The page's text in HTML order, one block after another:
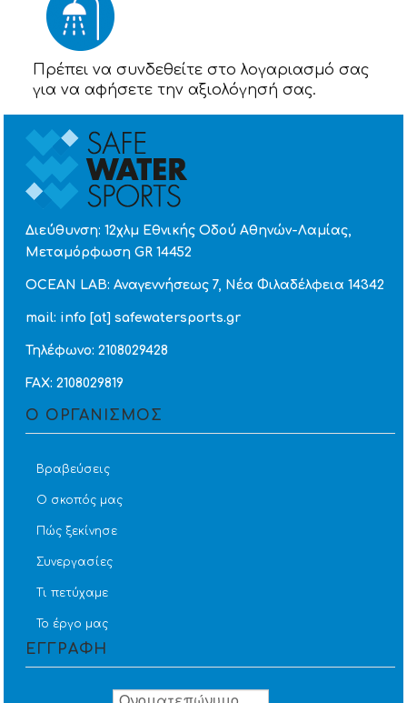
Πρέπει να συνδεθείτε στο λογαριασμό σας
για να αφήσετε την αξιολόγησή σας.
Διεύθυνση: 12χλμ Εθνικής Οδού Αθηνών-Λαμίας,
Μεταμόρφωση GR 14452
OCEAN LAB: Αναγεννήσεως 7, Νέα Φιλαδέλφεια 14342
mail: info [at] safewatersports.gr
Τηλέφωνο: 2108029428
FAX: 2108029819
Ο ΟΡΓΑΝΙΣΜΟΣ
Βραβεύσεις
Ο σκοπός μας
Πώς ξεκίνησε
Συνεργασίες
Τι πετύχαμε
Το έργο μας
ΕΓΓΡΑΦΗ